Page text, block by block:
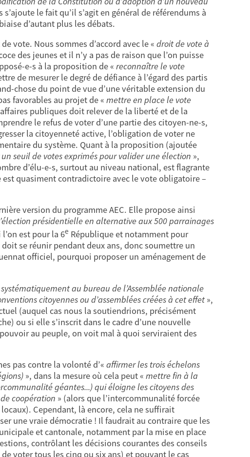
le fait qu’il s’agit en général de référendums à
d’autant plus les débats.
vote. Nous sommes d’accord avec le « droit de vote à
des jeunes et il n’y a pas de raison que l’on puisse
e-s à la proposition de « reconnaître le vote
de mesurer le degré de défiance à l’égard des partis
chose du point de vue d’une véritable extension du
favorables au projet de « mettre en place le vote
publiques doit relever de la liberté et de la
le refus de voter d’une partie des citoyen-ne-s,
la citoyenneté active, l’obligation de voter ne
du système. Quant à la proposition (ajoutée
seuil de votes exprimés pour valider une élection »,
d’élu-e-s, surtout au niveau national, est flagrante
quasiment contradictoire avec le vote obligatoire –
version du programme AEC. Elle propose ainsi
présidentielle en alternative aux 500 parrainages
est pour la 6e République et notamment pour
se réunir pendant deux ans, donc soumettre un
officiel, pourquoi proposer un aménagement de
au bureau de l’Assemblée nationale
citoyennes ou d’assemblées créées à cet effet»,
(auquel cas nous la soutiendrions, précisément
ou si elle s’inscrit dans le cadre d’une nouvelle
au peuple, on voit mal à quoi serviraient des
pas contre la volonté d’« affirmer les trois échelons
», dans la mesure où cela peut « mettre fin à la
géantes...) qui éloigne les citoyens des
coopération » (alors que l’intercommunalité forcée
Cependant, là encore, cela ne suffirait
une vraie démocratie ! Il faudrait au contraire que les
et cantonale, notamment par la mise en place
contrôlant les décisions courantes des conseils
voter tous les cinq ou six ans) et pouvant le cas